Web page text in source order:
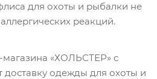
для охоты и рыбалки не
реакций.
магазина «ХОЛЬСТЕР» с
доставку одежды для охоты и